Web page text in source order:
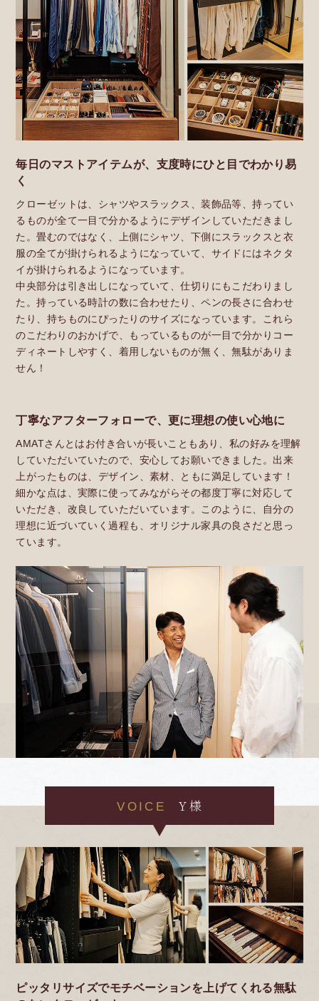
毎日のマストアイテムが、支度時にひと目でわかり易
く
クローゼットは、シャツやスラックス、装飾品等、持ってい
るものが全て一目で分かるようにデザインしていただきまし
た。畳むのではなく、上側にシャツ、下側にスラックスと衣
服の全てが掛けられるようになっていて、サイドにはネクタ
イが掛けられるようになっています。
中央部分は引き出しになっていて、仕切りにもこだわりまし
た。持っている時計の数に合わせたり、ペンの長さに合わせ
たり、持ちものにぴったりのサイズになっています。これら
のこだわりのおかげで、もっているものが一目で分かりコー
ディネートしやすく、着用しないものが無く、無駄がありま
せん！
丁寧なアフターフォローで、更に理想の使い心地に
AMATさんとはお付き合いが長いこともあり、私の好みを理解
していただいていたので、安心してお願いできました。出来
上がったものは、デザイン、素材、ともに満足しています！
細かな点は、実際に使ってみながらその都度丁寧に対応して
いただき、改良していただいています。このように、自分の
理想に近づいていく過程も、オリジナル家具の良さだと思っ
ています。
VOICE Y 様
ピッタリサイズでモチベーションを上げてくれる無駄